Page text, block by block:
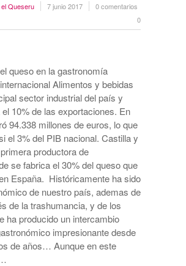
Queseru 7 junio 2017
0 comentarios
0
queso en la gastronomía
Alimentos y bebidas
sector industrial del país y
10% de las exportaciones. En
94.338 millones de euros, lo que
el 3% del PIB nacional. Castilla y
productora de
se fabrica el 30% del queso que
España. Históricamente ha sido
de nuestro país, ademas de
de la trashumancia, y de los
ha producido un intercambio
impresionante desde
de años… Aunque en este